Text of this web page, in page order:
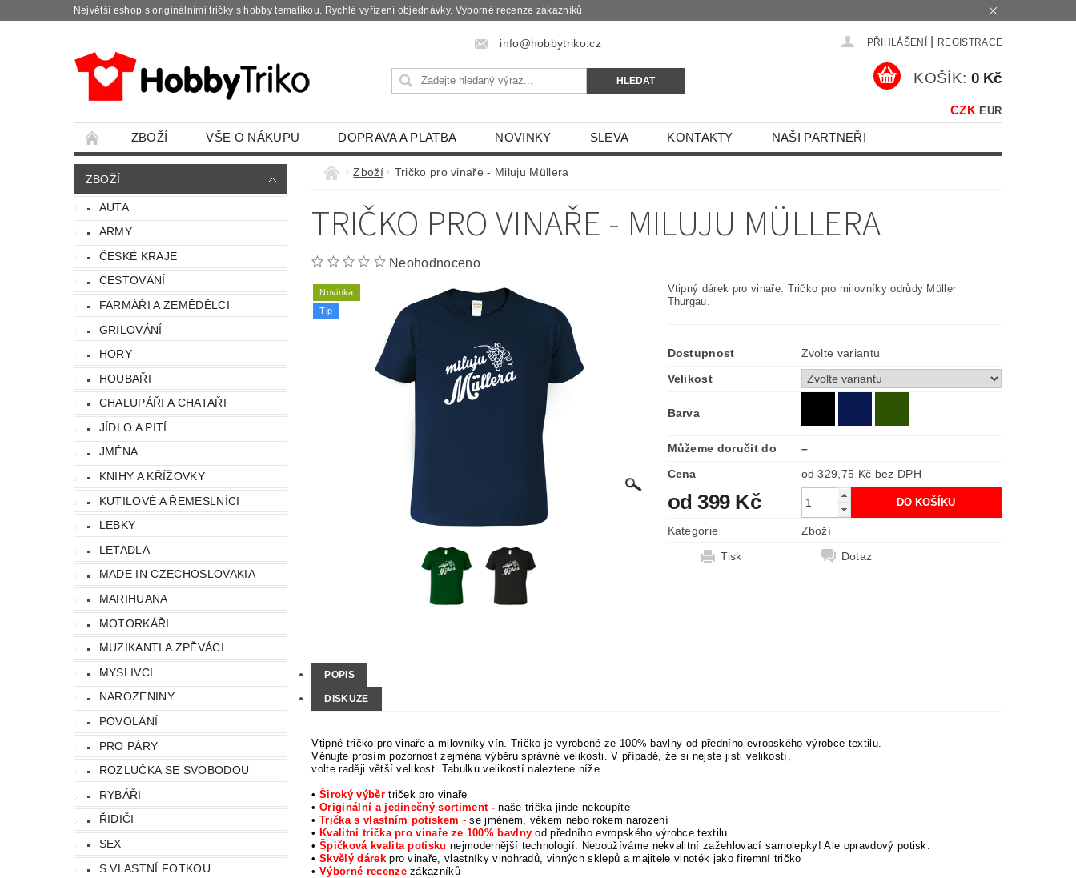
Největší eshop s originálními tričky s hobby tematikou. Rychlé vyřízení objednávky. Výborné recenze zákazníků.
info@hobbytriko.cz PŘIHLÁŠENÍ REGISTRACE
CZK EUR
KOŠÍK: 0 Kč
ZBOŽÍ VŠE O NÁKUPU DOPRAVA A PLATBA NOVINKY SLEVA KONTAKTY NAŠI PARTNEŘI
ZBOŽÍ
AUTA
ARMY
ČESKÉ KRAJE
CESTOVÁNÍ
FARMÁŘI A ZEMĚDĚLCI
GRILOVÁNÍ
HORY
HOUBAŘI
CHALUPÁŘI A CHATAŘI
JÍDLO A PITÍ
JMÉNA
KNIHY A KŘÍŽOVKY
KUTILOVÉ A ŘEMESLNÍCI
LEBKY
LETADLA
MADE IN CZECHOSLOVAKIA
MARIHUANA
MOTORKÁŘI
MUZIKANTI A ZPĚVÁCI
MYSLIVCI
NAROZENINY
POVOLÁNÍ
PRO PÁRY
ROZLUČKA SE SVOBODOU
RYBÁŘI
ŘIDIČI
SEX
S VLASTNÍ FOTKOU
Zboží Tričko pro vinaře - Miluju Müllera
TRIČKO PRO VINAŘE - MILUJU MÜLLERA
Neohodnoceno
Novinka
Tip
Vtipný dárek pro vinaře. Tričko pro milovníky odrůdy Müller
Thurgau.
Dostupnost
Zvolte variantu
Velikost
Barva
Můžeme doručit do
–
Cena
od 329,75 Kč bez DPH
od 399 Kč
Kategorie
Zboží
Tisk
Dotaz
POPIS
DISKUZE
Vtipné tričko pro vinaře a milovníky vín. Tričko je vyrobené ze 100% bavlny od předního evropského výrobce textilu.
Věnujte prosím pozornost zejména výběru správné velikosti. V případě, že si nejste jisti velikostí,
volte raději větší velikost. Tabulku velikostí naleztene níže.
•Široký výběrtriček pro vinaře
•Originální a jedinečný sortiment -naše trička jinde nekoupíte
•Trička s vlastním potiskem -se jménem, věkem nebo rokem narození
•Kvalitní trička pro vinaře ze 100% bavlny od předního evropského výrobce textilu
•Špičková kvalita potiskunejmodernější technologií. Nepoužíváme nekvalitní zažehlovací samolepky! Ale opravdový potisk.
•Skvělý dárekpro vinaře, vlastníky vinohradů, vinných sklepů a majitele vinoték jako firemní tričko
•Výborné recenzezákazníků